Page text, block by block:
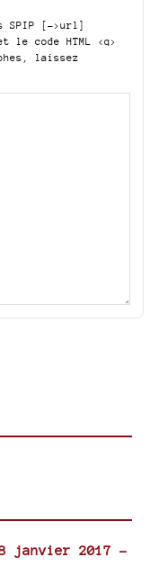
SPIP
[->url]
le code HTML <q>
laissez
janvier 2017 -